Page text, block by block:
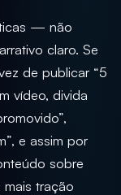
— não
claro. Se
de publicar “5
vídeo, divida
e assim por
sobre
tração